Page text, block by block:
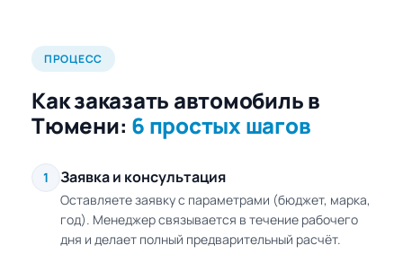
ПРОЦЕСС
Как заказать автомобиль в
Тюмени: 6 простых шагов
1 Заявка и консультация
Оставляете заявку с параметрами (бюджет, марка,
год). Менеджер связывается в течение рабочего
дня и делает полный предварительный расчёт.